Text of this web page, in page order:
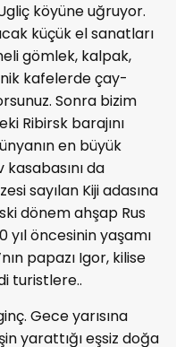
köyüne uğruyor.
küçük el sanatları
gömlek, kalpak,
kafelerde çay-
Sonra bizim
Ribirsk barajını
en büyük
da
sayılan Kiji adasına
dönem ahşap Rus
öncesinin yaşamı
papazı Igor, kilise
turistlere..
Gece yarısına
yarattığı eşsiz doğa